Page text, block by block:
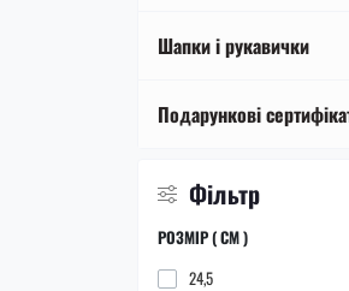
Шапки і рукавички
Подарункові
Фільтр
РОЗМІР ( СМ )
24,5